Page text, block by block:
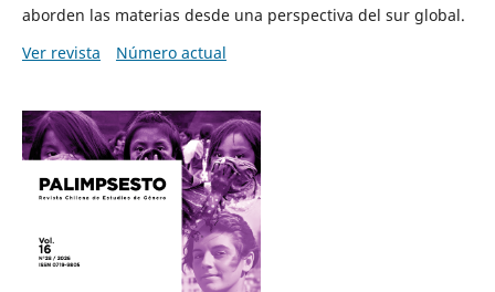
aborden las materias desde una perspectiva del sur global.
Ver revista
Número actual